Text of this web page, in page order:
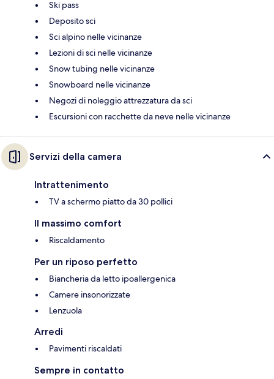
Ski pass
Deposito sci
Sci alpino nelle vicinanze
Lezioni di sci nelle vicinanze
Snow tubing nelle vicinanze
Snowboard nelle vicinanze
Negozi di noleggio attrezzatura da sci
Escursioni con racchette da neve nelle vicinanze
Servizi della camera
Intrattenimento
TV a schermo piatto da 30 pollici
Il massimo comfort
Riscaldamento
Per un riposo perfetto
Biancheria da letto ipoallergenica
Camere insonorizzate
Lenzuola
Arredi
Pavimenti riscaldati
Sempre in contatto